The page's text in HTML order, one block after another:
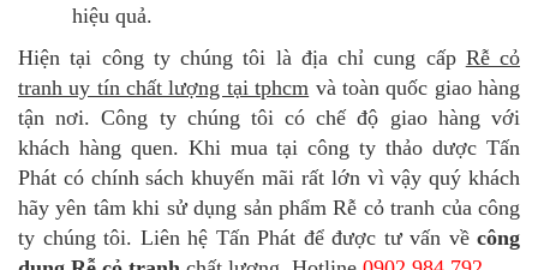
hiệu quả.
Hiện tại công ty chúng tôi là địa chỉ cung cấp Rễ cỏ
tranh uy tín chất lượng tại tphcm và toàn quốc giao hàng
tận nơi. Công ty chúng tôi có chế độ giao hàng với
khách hàng quen. Khi mua tại công ty thảo dược Tấn
Phát có chính sách khuyến mãi rất lớn vì vậy quý khách
hãy yên tâm khi sử dụng sản phẩm Rễ cỏ tranh của công
ty chúng tôi. Liên hệ Tấn Phát để được tư vấn về công